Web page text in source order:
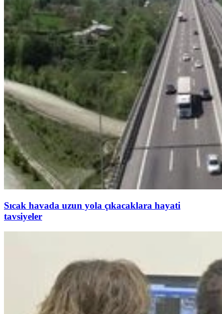
Sıcak havada uzun yola çıkacaklara hayati
tavsiyeler